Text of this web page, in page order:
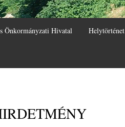
Önkormányzati Hivatal Helytörténet